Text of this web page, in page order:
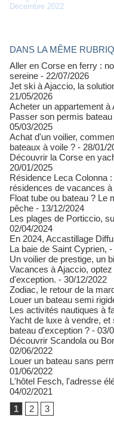
Décembre 2022
DANS LA MÊME
Aller en Corse en ferry :
sereine - 22/07/2026
Jet ski à Ajaccio, la
21/05/2026
Acheter un appartement à
Passer son permis
05/03/2025
Achat d'un voilier,
bateaux à voile ? - 28/01/
Découvrir la Corse en
20/01/2025
Résidence Leca Colonna
résidences de vacances
Float tube ou bateau ? Le
pêche - 13/12/2024
Les plages de Porticcio,
02/04/2024
En 2024, Accastillage
La baie de Saint Cyprien, -
Un voilier de prestige, un
Vacances à Ajaccio,
d'exception. - 30/12/2022
Zodiac, le retour de la
Louer un bateau semi
Les activités nautiques à
Yacht de luxe à vendre,
bateau d'exception ? - 03/
Découvrir Scandola ou
02/06/2022
Louer un bateau sans
01/06/2022
L'hôtel Fesch, l'adresse
04/02/2021
1
2 3